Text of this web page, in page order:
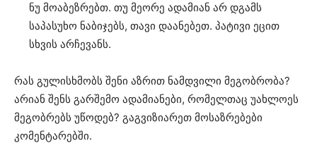
ნუ მოაბეზრებთ. თუ მეორე ადამიან არ დგამს
საპასუხო ნაბიჯებს, თავი დაანებეთ. პატივი ეცით
სხვის არჩევანს.
რას გულისხმობს შენი აზრით ნამდვილი მეგობრობა?
არიან შენს გარშემო ადამიანები, რომელთაც უახლოეს
მეგობრებს უწოდებ? გაგვიზიარეთ მოსაზრებები
კომენტარებში.